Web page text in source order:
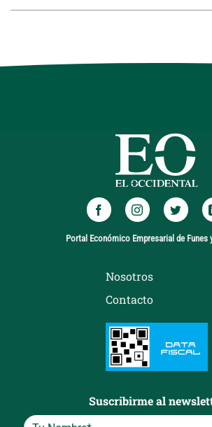
Portal Económico Empresarial de Funes
Nosotros
Contacto
Suscribirme al